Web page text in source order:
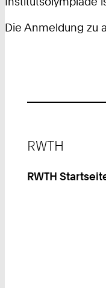
Die Anmeldung zu
RWTH
RWTH